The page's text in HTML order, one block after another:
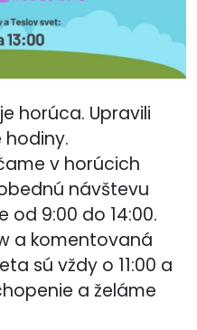
horúca. Upravili
v horúcich
návštevu
od 9:00 do 14:00.
a komentovaná
sú vždy o 11:00 a
a želáme